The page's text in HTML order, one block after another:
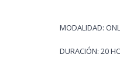
MODALIDAD:
DURACIÓN: 20